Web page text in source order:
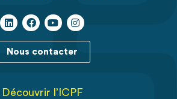
Nous contacter
Découvrir l’ICPF